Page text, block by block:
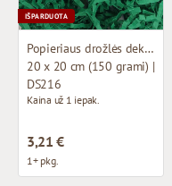
IŠPARDUOTA
Popieriaus drožlės dekoravimui
20 x 20 cm (150 grami) |
DS216
Kaina už 1 iepak.
3,21 €
1+ pkg.